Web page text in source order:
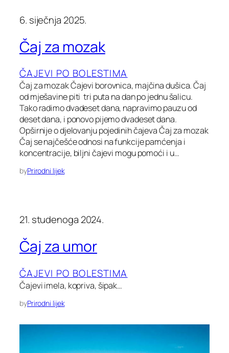
6. siječnja 2025.
Čaj za mozak
ČAJEVI PO BOLESTIMA
Čaj za mozak Čajevi borovnica, majčina dušica. Čaj
od mješavine piti tri puta na dan po jednu šalicu.
Tako radimo dvadeset dana, napravimo pauzu od
deset dana, i ponovo pijemo dvadeset dana.
Opširnije o djelovanju pojedinih čajeva Čaj za mozak
Čaj se najčešće odnosi na funkcije pamćenja i
koncentracije, biljni čajevi mogu pomoći i u…
byPrirodni lijek
21. studenoga 2024.
Čaj za umor
ČAJEVI PO BOLESTIMA
Čajevi imela, kopriva, šipak…
byPrirodni lijek